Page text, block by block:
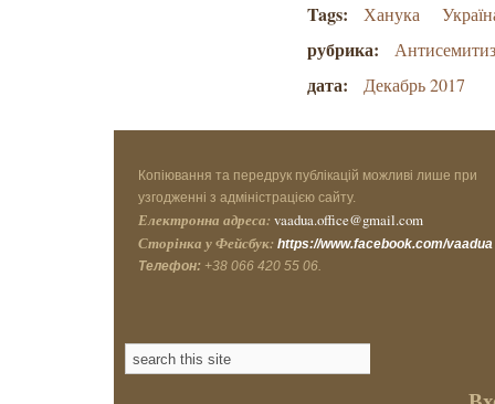
Tags: Ханука
рубрика:
дата: Декабрь 2017
Копіювання та передрук публікацій можливі лише при
узгодженні з адміністрацією сайту.
Електронна адреса: vaadua.office@gmail.com
Сторінка у Фейсбук: https://www.facebook.com/vaadua
Телефон: +38 066 420 55 06.